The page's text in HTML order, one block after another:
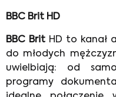
BBC Brit HD
BBC Brit HD to kanał
do młodych
uwielbiają: od
programy